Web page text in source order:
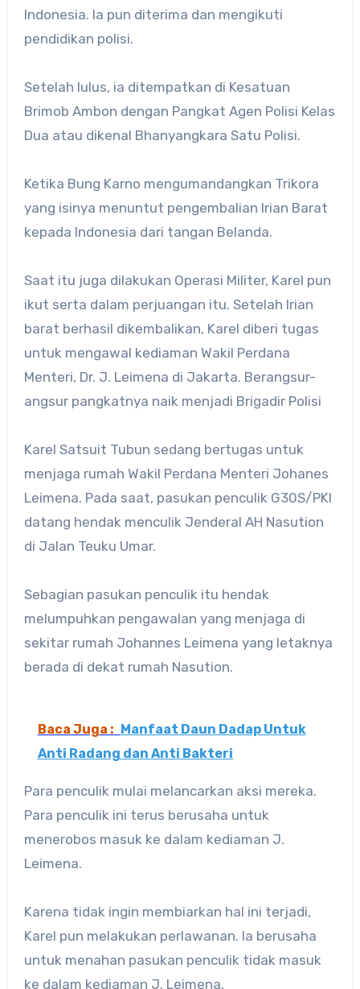
Indonesia. Ia pun diterima dan mengikuti
pendidikan polisi.
Setelah lulus, ia ditempatkan di Kesatuan
Brimob Ambon dengan Pangkat Agen Polisi Kelas
Dua atau dikenal Bhanyangkara Satu Polisi.
Ketika Bung Karno mengumandangkan Trikora
yang isinya menuntut pengembalian Irian Barat
kepada Indonesia dari tangan Belanda.
Saat itu juga dilakukan Operasi Militer, Karel pun
ikut serta dalam perjuangan itu. Setelah Irian
barat berhasil dikembalikan, Karel diberi tugas
untuk mengawal kediaman Wakil Perdana
Menteri, Dr. J. Leimena di Jakarta. Berangsur-
angsur pangkatnya naik menjadi Brigadir Polisi
Karel Satsuit Tubun sedang bertugas untuk
menjaga rumah Wakil Perdana Menteri Johanes
Leimena. Pada saat, pasukan penculik G30S/PKI
datang hendak menculik Jenderal AH Nasution
di Jalan Teuku Umar.
Sebagian pasukan penculik itu hendak
melumpuhkan pengawalan yang menjaga di
sekitar rumah Johannes Leimena yang letaknya
berada di dekat rumah Nasution.
Baca Juga :
Manfaat Daun Dadap Untuk
Anti Radang dan Anti Bakteri
Para penculik mulai melancarkan aksi mereka.
Para penculik ini terus berusaha untuk
menerobos masuk ke dalam kediaman J.
Leimena.
Karena tidak ingin membiarkan hal ini terjadi,
Karel pun melakukan perlawanan. Ia berusaha
untuk menahan pasukan penculik tidak masuk
ke dalam kediaman J. Leimena.